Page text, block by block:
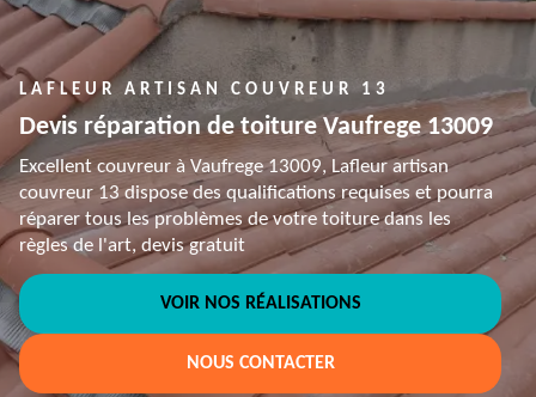
LAFLEUR ARTISAN COUVREUR 13
Devis réparation de toiture Vaufrege 13009
Excellent couvreur à Vaufrege 13009, Lafleur artisan
couvreur 13 dispose des qualifications requises et pourra
réparer tous les problèmes de votre toiture dans les
règles de l'art, devis gratuit
VOIR NOS RÉALISATIONS
NOUS CONTACTER